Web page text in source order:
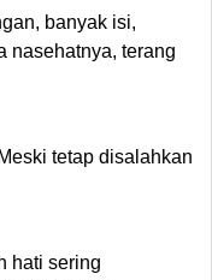
banyak isi,
nasehatnya, terang
tetap disalahkan
hati sering